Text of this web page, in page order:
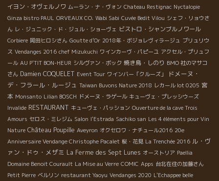
イヨン・オヴェルノワ ムーラン・ナ・ヴォン Chateau Restignac Nyctalopie
Ginza bistro PAUL ORVEAUX CO. Wabi Sabi Cuvée Bedit Vilou シェフ・リョウさ
ん レ・ジュニック・ド・ジュル・ショーヴェ ビストロ・シャンブルノワール
Corbiere 岡田ヒロシさん Goutte d’Or 2018年・ボジョレヴィラージュ ブリュリウ
ス Vendanges 2016 chef Mizukuchi ワインカーヴ・パピーユ アクセル・プリュフ
ール AU P'TIT BON-HEUR シルヴァン・ボック 焼き鳥・しのり BMO 社のマサコ
さん Damien COQUELET Event Tour ワインバー「クルーズ」
ドメーヌ・
デ・フラール・ルージュ Taiwan Buvons Nature 2018 レカール lot 0205 宮
本 Monsanto Lilian BOSCH ドメーヌ・ラゲール キューヴェ・プレッシウーズ
Invalide RESTAURANT キューヴェ・パッション Ouverture de la cave Trois
Amours セロス・ミレジム Salon l'Estrada Sachiko san Les 4 éléments pour Vin
Nature Château Poupille Aveyron オクセロワ・ナチュール2016 20e
Anniversaire Vendange Christophe Pacalet 桜・花見 La Trenchée 2016 ル・ヴ
ァン・ドゥ・メザミ La Ferme des Sept Lunes オーストリア Paellia
Domaine Benoit Courault La Mise au Verre COMIC Apps 台北在住の加藤さん
Petit Pierre ベルリン restaurant Yaoyu Vendanges 2020 L'Echappee belle